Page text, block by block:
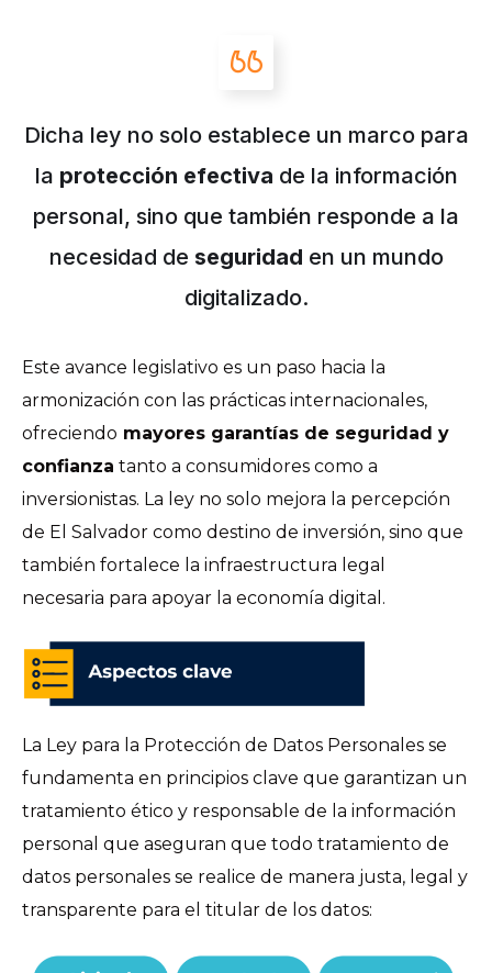
Dicha ley no solo establece un marco para
la protección efectiva de la información
personal, sino que también responde a la
necesidad de seguridad en un mundo
digitalizado.
Este avance legislativo es un paso hacia la
armonización con las prácticas internacionales,
ofreciendo mayores garantías de seguridad y
confianza tanto a consumidores como a
inversionistas. La ley no solo mejora la percepción
de El Salvador como destino de inversión, sino que
también fortalece la infraestructura legal
necesaria para apoyar la economía digital.
La Ley para la Protección de Datos Personales se
fundamenta en principios clave que garantizan un
tratamiento ético y responsable de la información
personal que aseguran que todo tratamiento de
datos personales se realice de manera justa, legal y
transparente para el titular de los datos: